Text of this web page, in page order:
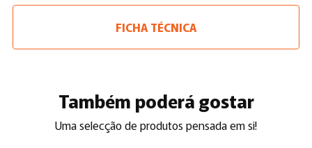
FICHA TÉCNICA
Também poderá gostar
Uma selecção de produtos pensada em si!